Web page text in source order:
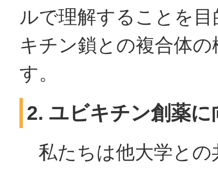
ルで理解することを
キチン鎖との複合体
す。
2. ユビキチン創薬
私たちは他大学との